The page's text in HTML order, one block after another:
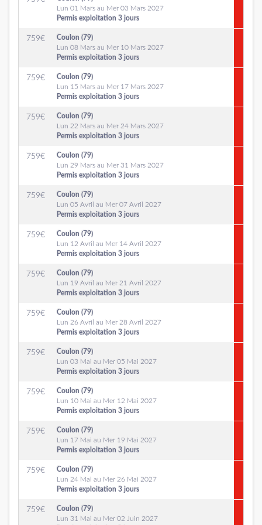
Lun 01 Mars au Mer 03 Mars 2027
Permis exploitation 3 jours
759€
Coulon (79)
Lun 08 Mars au Mer 10 Mars 2027
Permis exploitation 3 jours
759€
Coulon (79)
Lun 15 Mars au Mer 17 Mars 2027
Permis exploitation 3 jours
759€
Coulon (79)
Lun 22 Mars au Mer 24 Mars 2027
Permis exploitation 3 jours
759€
Coulon (79)
Lun 29 Mars au Mer 31 Mars 2027
Permis exploitation 3 jours
759€
Coulon (79)
Lun 05 Avril au Mer 07 Avril 2027
Permis exploitation 3 jours
759€
Coulon (79)
Lun 12 Avril au Mer 14 Avril 2027
Permis exploitation 3 jours
759€
Coulon (79)
Lun 19 Avril au Mer 21 Avril 2027
Permis exploitation 3 jours
759€
Coulon (79)
Lun 26 Avril au Mer 28 Avril 2027
Permis exploitation 3 jours
759€
Coulon (79)
Lun 03 Mai au Mer 05 Mai 2027
Permis exploitation 3 jours
759€
Coulon (79)
Lun 10 Mai au Mer 12 Mai 2027
Permis exploitation 3 jours
759€
Coulon (79)
Lun 17 Mai au Mer 19 Mai 2027
Permis exploitation 3 jours
759€
Coulon (79)
Lun 24 Mai au Mer 26 Mai 2027
Permis exploitation 3 jours
759€
Coulon (79)
Lun 31 Mai au Mer 02 Juin 2027